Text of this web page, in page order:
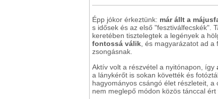
Épp jókor érkeztünk: már állt a
s idősek és az első "fesztiválfecskék".
keretében tisztelegtek a legények a
fontossá válik , és magyarázatot ad
zsongásnak.
Aktív volt a részvétel a nyitónapon, így
a lánykérőt is sokan követték és
hagyományos csángó élet részleteit,
nem meglepő módon közös tánccal